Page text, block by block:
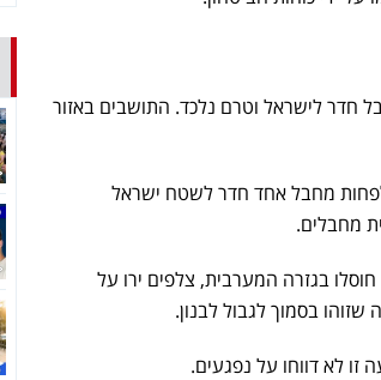
חדר לישראל וטרם נלכד. התושבים באזור
מחבל אחד חדר לשטח ישראל
מחבלים.
בגזרה המערבית, צלפים ירו על
בסמוך לגבול לבנון.
זו לא דווחו על נפגעים.